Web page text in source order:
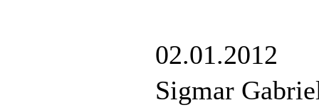
02.01.2012
Sigmar